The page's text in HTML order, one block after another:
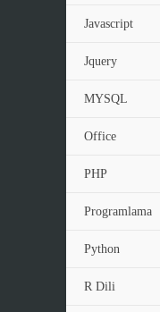
Javascript
Jquery
MYSQL
Office
PHP
Programlama
Python
R Dili